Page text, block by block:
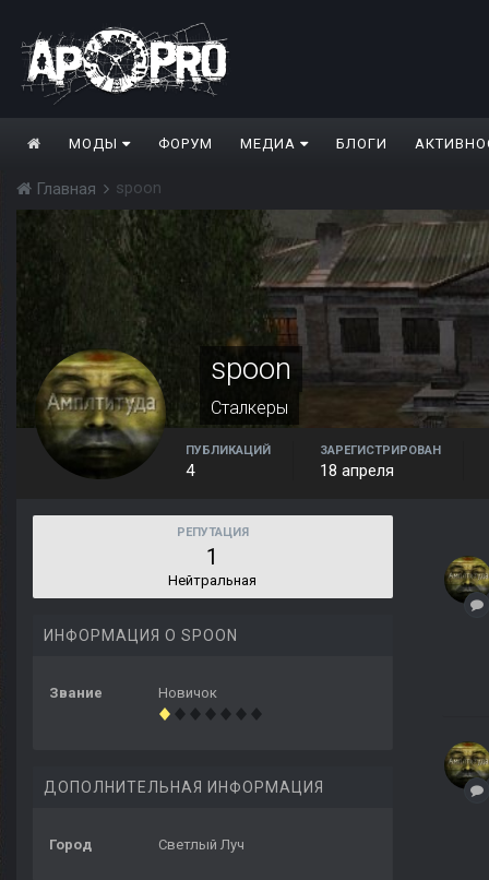
МОДЫ ФОРУМ МЕДИА БЛОГИ
Главная spoon
spoon
Сталкеры
ПУБЛИКАЦИЙ
4
ЗАРЕГИСТРИРОВАН
18 апреля
РЕПУТАЦИЯ
1
Нейтральная
ИНФОРМАЦИЯ О SPOON
Звание Новичок
ДОПОЛНИТЕЛЬНАЯ ИНФОРМАЦИЯ
Город Светлый Луч